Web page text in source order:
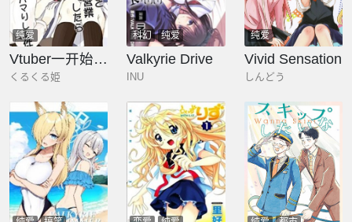
纯爱
Vtuber一开始百合营业就停不下来了的事情
くるくる姫
科幻 纯爱
Valkyrie Drive
INU
纯爱
Vivid Sensation
しんどう